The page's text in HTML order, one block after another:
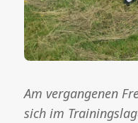
Am vergangenen
sich im